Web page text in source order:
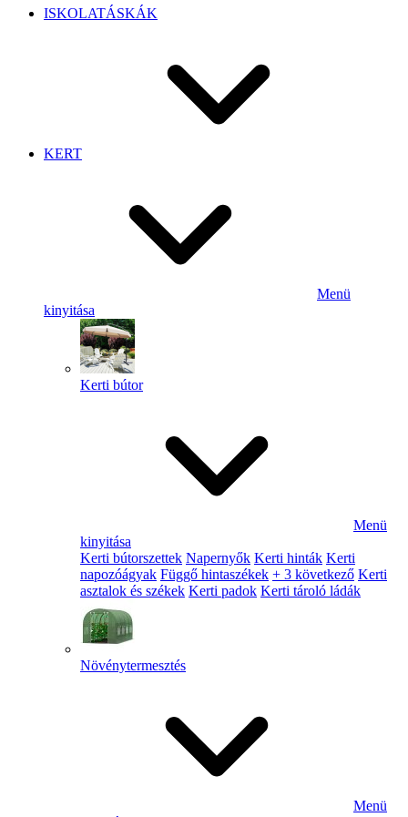
ISKOLATÁSKÁK
KERT
Menü
kinyitása
Kerti bútor
Menü
kinyitása
Kerti bútorszettek Napernyők Kerti hinták Kerti
napozóágyak Függő hintaszékek + 3 következő Kerti
asztalok és székek Kerti padok Kerti tároló ládák
Növénytermesztés
Menü